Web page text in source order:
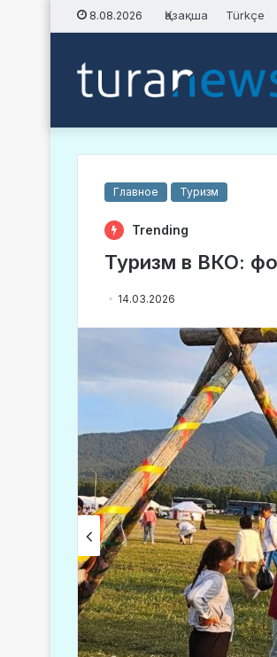
8.08.2026 Қазақша Türkçe
Главное Туризм
Trending
Туризм в ВКО:
14.03.2026